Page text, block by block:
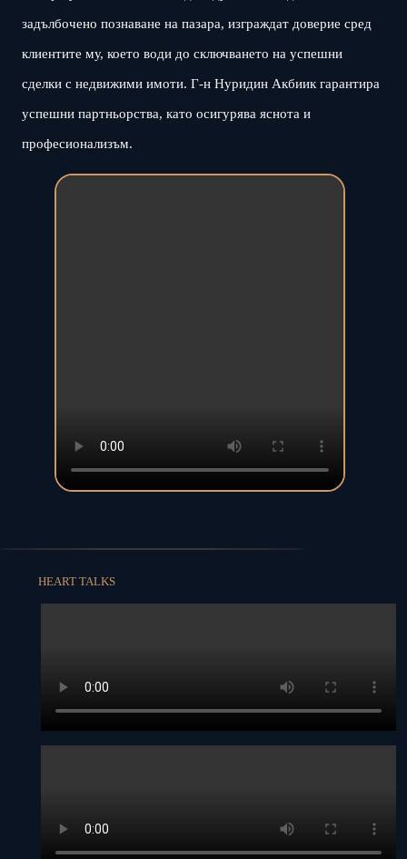
задълбочено познаване на пазара, изграждат доверие сред
клиентите му, което води до сключването на успешни
сделки с недвижими имоти. Г-н Нуридин Акбиик гарантира
успешни партньорства, като осигурява яснота и
професионализъм.
HEART TALKS